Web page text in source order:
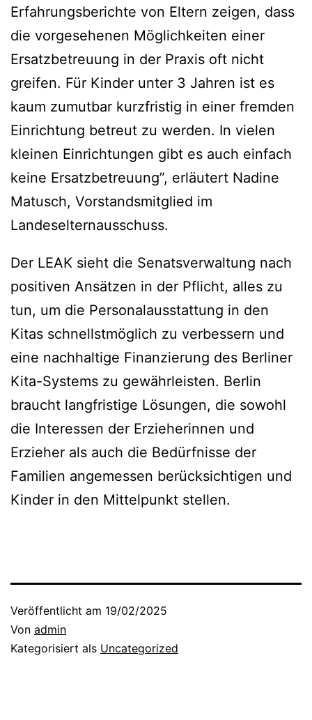
Erfahrungsberichte von Eltern zeigen, dass
die vorgesehenen Möglichkeiten einer
Ersatzbetreuung in der Praxis oft nicht
greifen. Für Kinder unter 3 Jahren ist es
kaum zumutbar kurzfristig in einer fremden
Einrichtung betreut zu werden. In vielen
kleinen Einrichtungen gibt es auch einfach
keine Ersatzbetreuung”, erläutert Nadine
Matusch, Vorstandsmitglied im
Landeselternausschuss.
Der LEAK sieht die Senatsverwaltung nach
positiven Ansätzen in der Pflicht, alles zu
tun, um die Personalausstattung in den
Kitas schnellstmöglich zu verbessern und
eine nachhaltige Finanzierung des Berliner
Kita-Systems zu gewährleisten. Berlin
braucht langfristige Lösungen, die sowohl
die Interessen der Erzieherinnen und
Erzieher als auch die Bedürfnisse der
Familien angemessen berücksichtigen und
Kinder in den Mittelpunkt stellen.
Veröffentlicht am 19/02/2025
Von admin
Kategorisiert als Uncategorized